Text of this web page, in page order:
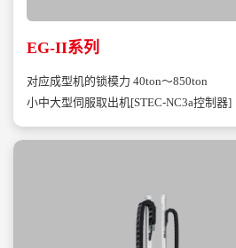
EG-II系列
对应成型机的锁模力 40ton～850ton
小中大型伺服取出机[STEC-NC3a控制器]